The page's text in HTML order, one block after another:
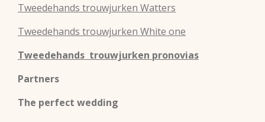
Tweedehands trouwjurken Watters
Tweedehands trouwjurken White one
Tweedehands trouwjurken pronovias
Partners
The perfect wedding